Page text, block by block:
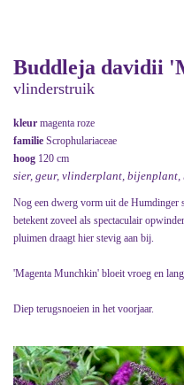
Buddleja davidii
vlinderstruik
kleur magenta roze
familie Scrophulariaceae
hoog 120 cm
sier, geur, vlinderplant, bijenplant,
Nog een dwerg vorm uit de Humdinger
betekent zoveel als spectaculair
pluimen draagt hier stevig aan bij.
'Magenta Munchkin' bloeit vroeg en
Diep terugsnoeien in het voorjaar.